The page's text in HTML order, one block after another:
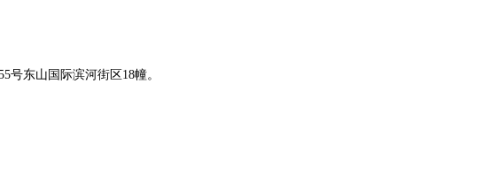
号东山国际滨河街区 18幢。